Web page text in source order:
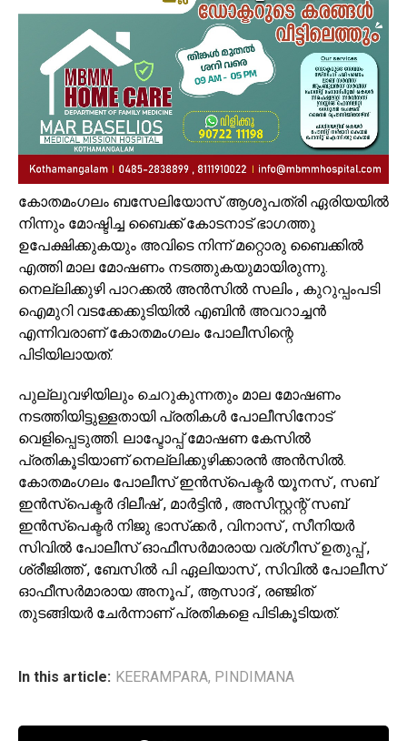
കോതമംഗലം ബസേലിയോസ് ആശുപത്രി ഏരിയയിൽ
നിന്നും മോഷ്ടിച്ച ബൈക്ക് കോടനാട് ഭാഗത്തു
ഉപേക്ഷിക്കുകയും അവിടെ നിന്ന് മറ്റൊരു ബൈക്കിൽ
എത്തി മാല മോഷണം നടത്തുകയുമായിരുന്നു.
നെല്ലിക്കുഴി പാറക്കൽ അൻസിൽ സലിം , കുറുപ്പംപടി
ഐമുറി വടക്കേക്കുടിയിൽ എബിൻ അവറാച്ചൻ
എന്നിവരാണ് കോതമംഗലം പോലീസിന്റെ
പിടിയിലായത്.
പുല്ലുവഴിയിലും ചെറുകുന്നതും മാല മോഷണം
നടത്തിയിട്ടുള്ളതായി പ്രതികൾ പോലീസിനോട്
വെളിപ്പെടുത്തി. ലാപ്ടോപ്പ് മോഷണ കേസിൽ
പ്രതികൂടിയാണ് നെല്ലിക്കുഴിക്കാരൻ അൻസിൽ.
കോതമംഗലം പോലീസ് ഇൻസ്‌പെക്ടർ യൂനസ് , സബ്
ഇൻസ്‌പെക്ടർ ദിലീഷ് , മാർട്ടിൻ , അസിസ്റ്റന്റ് സബ്
ഇൻസ്‌പെക്ടർ നിജു ഭാസ്‌ക്കർ , വിനാസ് , സീനിയർ
സിവിൽ പോലീസ് ഓഫീസർമാരായ വര്ഗീസ് ഉതുപ്പ് ,
ശ്രീജിത്ത് , ബേസിൽ പി ഏലിയാസ് , സിവിൽ പോലീസ്
ഓഫീസർമാരായ അനൂപ് , ആസാദ് , രഞ്ജിത്
തുടങ്ങിയർ ചേർന്നാണ് പ്രതികളെ പിടികൂടിയത്.
In this article: KEERAMPARA, PINDIMANA